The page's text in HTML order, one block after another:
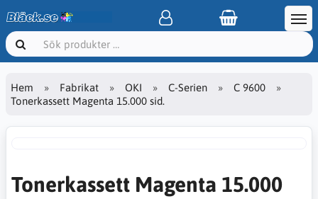
Hem Fabrikat OKI C-Serien
C 9600
Tonerkassett Magenta 15.000 sid.
Tonerkassett Magenta 15.000